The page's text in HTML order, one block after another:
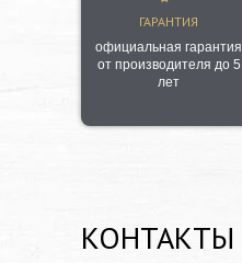
ГАРАНТИЯ
официальная гарантия
от производителя до 5
лет
КОНТАКТЫ